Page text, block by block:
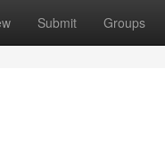
Submit Groups